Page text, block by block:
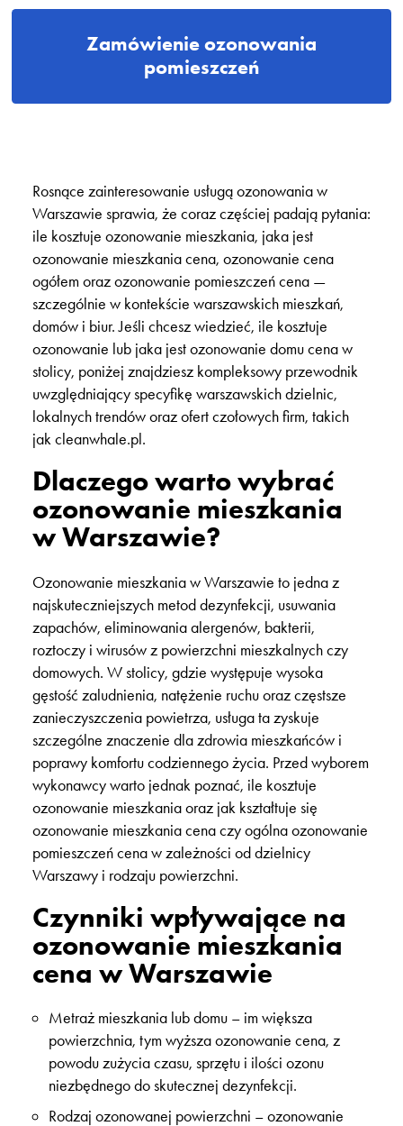
Zamówienie ozonowania
pomieszczeń
Rosnące zainteresowanie usługą ozonowania w
Warszawie sprawia, że coraz częściej padają pytania:
ile kosztuje ozonowanie mieszkania, jaka jest
ozonowanie mieszkania cena, ozonowanie cena
ogółem oraz ozonowanie pomieszczeń cena —
szczególnie w kontekście warszawskich mieszkań,
domów i biur. Jeśli chcesz wiedzieć, ile kosztuje
ozonowanie lub jaka jest ozonowanie domu cena w
stolicy, poniżej znajdziesz kompleksowy przewodnik
uwzględniający specyfikę warszawskich dzielnic,
lokalnych trendów oraz ofert czołowych firm, takich
jak cleanwhale.pl.
Dlaczego warto wybrać
ozonowanie mieszkania
w Warszawie?
Ozonowanie mieszkania w Warszawie to jedna z
najskuteczniejszych metod dezynfekcji, usuwania
zapachów, eliminowania alergenów, bakterii,
roztoczy i wirusów z powierzchni mieszkalnych czy
domowych. W stolicy, gdzie występuje wysoka
gęstość zaludnienia, natężenie ruchu oraz częstsze
zanieczyszczenia powietrza, usługa ta zyskuje
szczególne znaczenie dla zdrowia mieszkańców i
poprawy komfortu codziennego życia. Przed wyborem
wykonawcy warto jednak poznać, ile kosztuje
ozonowanie mieszkania oraz jak kształtuje się
ozonowanie mieszkania cena czy ogólna ozonowanie
pomieszczeń cena w zależności od dzielnicy
Warszawy i rodzaju powierzchni.
Czynniki wpływające na
ozonowanie mieszkania
cena w Warszawie
Metraż mieszkania lub domu – im większa
powierzchnia, tym wyższa ozonowanie cena, z
powodu zużycia czasu, sprzętu i ilości ozonu
niezbędnego do skutecznej dezynfekcji.
Rodzaj ozonowanej powierzchni – ozonowanie